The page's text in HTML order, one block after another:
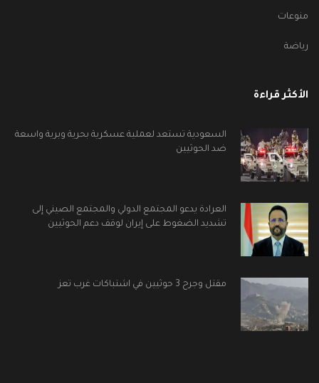
منوعات
رياضة
الأكثر قراءة
السعودية تستعد لعملية عسكرية بحرية وبرية واسعة
ضد الحوثيين
العرادة يدعو المجتمع الدولي والمجتمع الصيني إلى
تشديد الضغوط على إيران لوقف دعم الحوثيين
مقتل وجرح 3 حوثيين في اشتباكات غرب تعز